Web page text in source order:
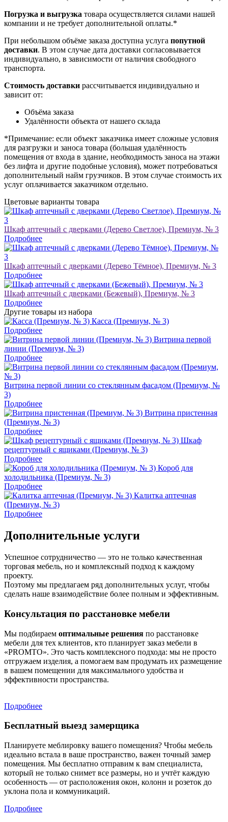
Погрузка и выгрузка товара осуществляется силами нашей
компании и не требует дополнительной оплаты.*
При небольшом объёме заказа доступна услуга попутной
доставки. В этом случае дата доставки согласовывается
индивидуально, в зависимости от наличия свободного
транспорта.
Стоимость доставки рассчитывается индивидуально и
зависит от:
Объёма заказа
Удалённости объекта от нашего склада
*Примечание: если объект заказчика имеет сложные условия
для разгрузки и заноса товара (большая удалённость
помещения от входа в здание, необходимость заноса на этажи
без лифта и другие подобные условия), может потребоваться
дополнительный найм грузчиков. В этом случае стоимость их
услуг оплачивается заказчиком отдельно.
Цветовые варианты товара
Шкаф аптечный с дверками (Дерево Светлое), Премиум, № 3
Подробнее
Шкаф аптечный с дверками (Дерево Тёмное), Премиум, № 3
Подробнее
Шкаф аптечный с дверками (Бежевый), Премиум, № 3
Подробнее
Другие товары из набора
Касса (Премиум, № 3)
Подробнее
Витрина первой
линии (Премиум, № 3)
Подробнее
Витрина первой линии со стеклянным фасадом (Премиум, №
3)
Подробнее
Витрина пристенная
(Премиум, № 3)
Подробнее
Шкаф
рецептурный с ящиками (Премиум, № 3)
Подробнее
Короб для
холодильника (Премиум, № 3)
Подробнее
Калитка аптечная
(Премиум, № 3)
Подробнее
Дополнительные услуги
Успешное сотрудничество — это не только качественная
торговая мебель, но и комплексный подход к каждому
проекту.
Поэтому мы предлагаем ряд дополнительных услуг, чтобы
сделать наше взаимодействие более полным и эффективным.
Консультация по расстановке мебели
Мы подбираем оптимальные решения по расстановке
мебели для тех клиентов, кто планирует заказ мебели в
«PROMTO». Это часть комплексного подхода: мы не просто
отгружаем изделия, а помогаем вам продумать их размещение
в вашем помещении для максимального удобства и
эффективности пространства.
Подробнее
Бесплатный выезд замерщика
Планируете меблировку вашего помещения? Чтобы мебель
идеально встала в ваше пространство, важен точный замер
помещения. Мы бесплатно отправим к вам специалиста,
который не только снимет все размеры, но и учтёт каждую
особенность — от расположения окон, колонн и розеток до
уклона пола и коммуникаций.
Подробнее